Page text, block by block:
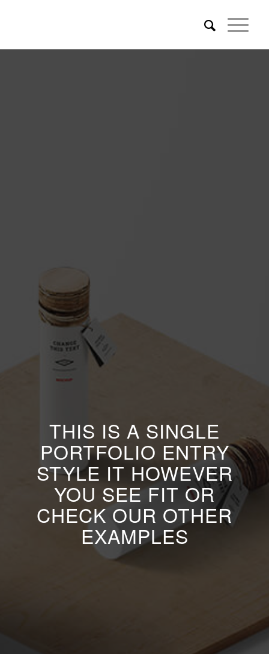
THIS IS A SINGLE
PORTFOLIO ENTRY
STYLE IT HOWEVER
YOU SEE FIT OR
CHECK OUR OTHER
EXAMPLES